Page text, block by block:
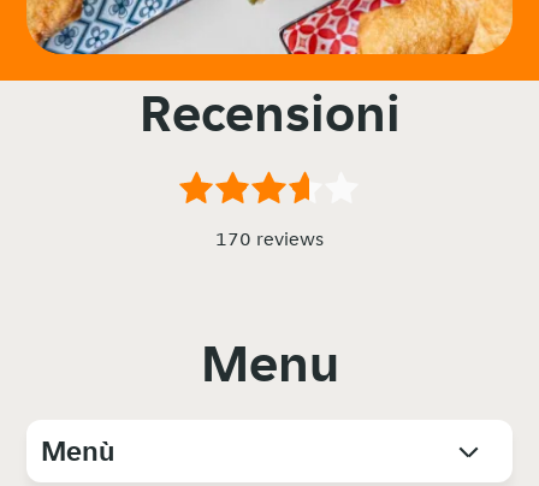
Recensioni
170 reviews
Menu
Menù